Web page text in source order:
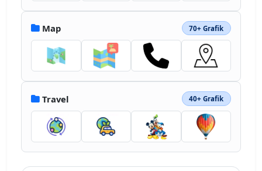
Map 70+ Grafik
Travel 40+ Grafik